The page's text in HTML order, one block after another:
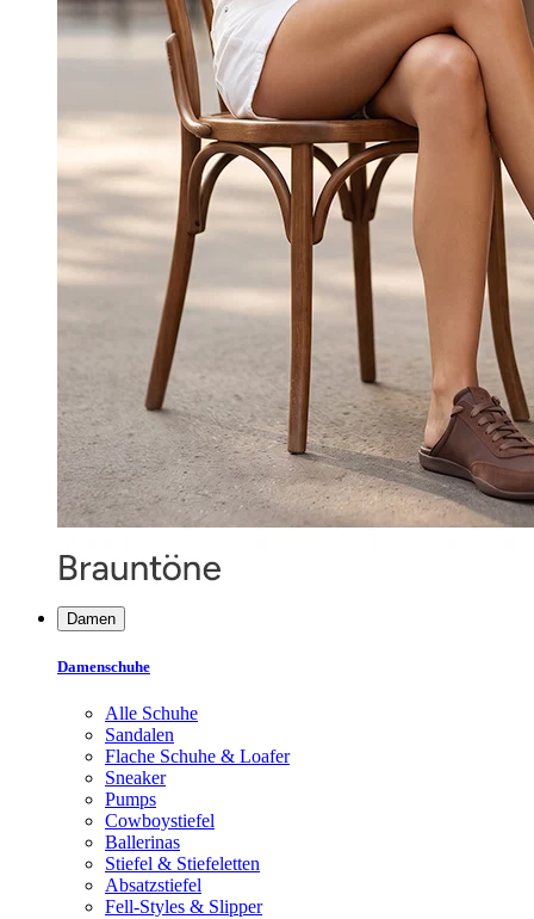
Damen
Damenschuhe
Alle Schuhe
Sandalen
Flache Schuhe & Loafer
Sneaker
Pumps
Cowboystiefel
Ballerinas
Stiefel & Stiefeletten
Absatzstiefel
Fell-Styles & Slipper